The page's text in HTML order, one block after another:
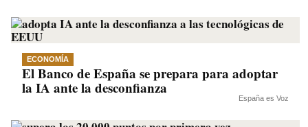
ECONOMÍA
El Banco de España se prepara para adoptar
la IA ante la desconfianza
España es Voz